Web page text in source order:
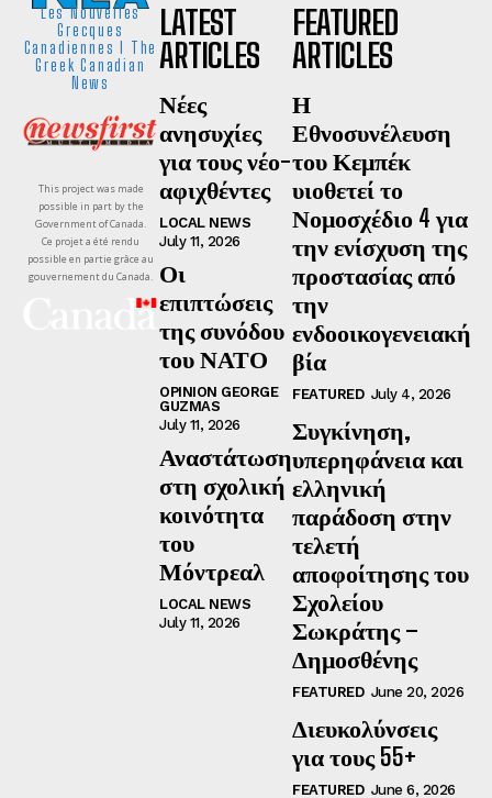
Les Nouvelles
Grecques
Canadiennes I The
Greek Canadian
News
This project was made
possible in part by the
Government of Canada.
Ce projet a été rendu
possible en partie grâce au
gouvernement du Canada.
LATEST
ARTICLES
Νέες
ανησυχίες
για τους νέο-
αφιχθέντες
LOCAL NEWS
July 11, 2026
Οι
επιπτώσεις
της συνόδου
του ΝΑΤΟ
OPINION GEORGE
GUZMAS
July 11, 2026
Αναστάτωση
στη σχολική
κοινότητα
του
Μόντρεαλ
LOCAL NEWS
July 11, 2026
FEATURED
ARTICLES
Η
Εθνοσυνέλευση
του Κεμπέκ
υιοθετεί το
Νομοσχέδιο 4 για
την ενίσχυση της
προστασίας από
την
ενδοοικογενειακή
βία
FEATURED July 4, 2026
Συγκίνηση,
υπερηφάνεια και
ελληνική
παράδοση στην
τελετή
αποφοίτησης του
Σχολείου
Σωκράτης –
Δημοσθένης
FEATURED June 20, 2026
Διευκολύνσεις
για τους 55+
FEATURED June 6, 2026